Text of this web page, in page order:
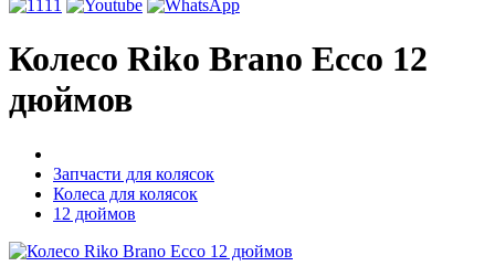
Колесо Riko Brano Ecco 12
дюймов
Запчасти для колясок
Колеса для колясок
12 дюймов